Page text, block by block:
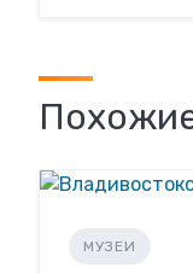
МУЗЕИ